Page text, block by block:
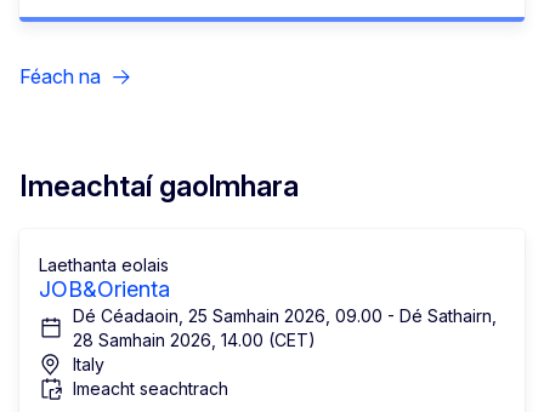
Féach na
Imeachtaí gaolmhara
Laethanta eolais
JOB&Orienta
Dé Céadaoin, 25 Samhain 2026, 09.00 - Dé Sathairn,
28 Samhain 2026, 14.00 (CET)
Italy
Imeacht seachtrach